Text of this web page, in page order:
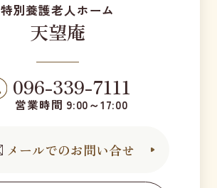
特別養護老人ホーム
天望庵
096-339-7111
営業時間 9:00～17:00
メールでのお問い合せ